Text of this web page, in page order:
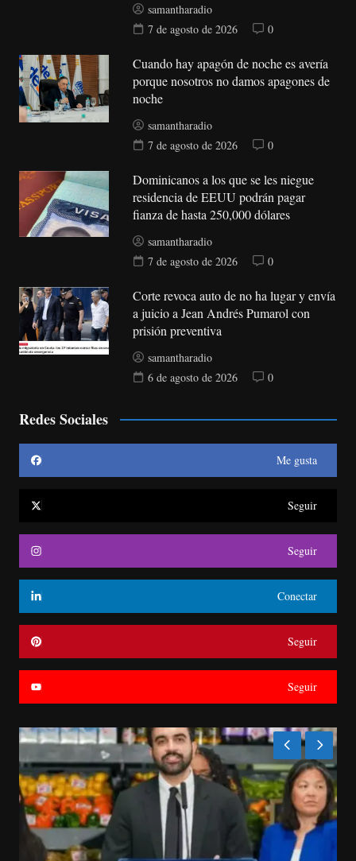
samantharadio
7 de agosto de 2026
0
Cuando hay apagón de noche es avería
porque nosotros no damos apagones de
noche
samantharadio
7 de agosto de 2026
0
Dominicanos a los que se les niegue
residencia de EEUU podrán pagar
fianza de hasta 250,000 dólares
samantharadio
7 de agosto de 2026
0
Corte revoca auto de no ha lugar y envía
a juicio a Jean Andrés Pumarol con
prisión preventiva
samantharadio
6 de agosto de 2026
0
Redes Sociales
Me gusta
Seguir
Seguir
Conectar
Seguir
Seguir